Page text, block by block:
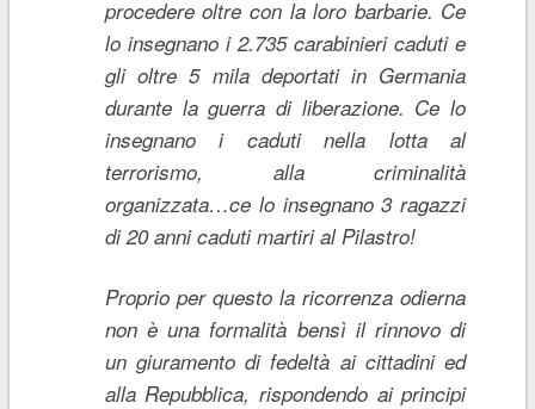
procedere oltre con la loro barbarie. Ce
lo insegnano i 2.735 carabinieri caduti e
gli oltre 5 mila deportati in Germania
durante la guerra di liberazione. Ce lo
insegnano i caduti nella lotta al
terrorismo, alla criminalità
organizzata…ce lo insegnano 3 ragazzi
di 20 anni caduti martiri al Pilastro!
Proprio per questo la ricorrenza odierna
non è una formalità bensì il rinnovo di
un giuramento di fedeltà ai cittadini ed
alla Repubblica, rispondendo ai principi